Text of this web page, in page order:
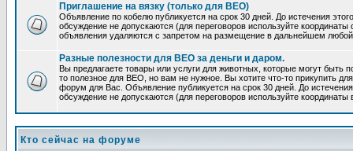
Приглашение на вязку (только для ВЕО)
Объявление по кобелю публикуется на срок 30 дней. До истечения
обсуждение не допускаются (для переговоров используйте
объявления удаляются с запретом на размещение в дальнейшем
Разные полезности для ВЕО за деньги и даром.
Вы предлагаете товары или услуги для животных, которые могут
то полезное для ВЕО, но вам не нужное. Вы хотите что-то прикупить
форум для Вас. Объявление публикуется на срок 30 дней. До
обсуждение не допускаются (для переговоров используйте
Кто сейчас на форуме